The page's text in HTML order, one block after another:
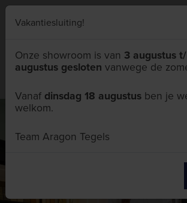
Vakantiesluiting!
Onze showroom is van 3 augustus
augustus gesloten vanwege de
Vanaf dinsdag 18 augustus ben je
welkom.
Team Aragon Tegels